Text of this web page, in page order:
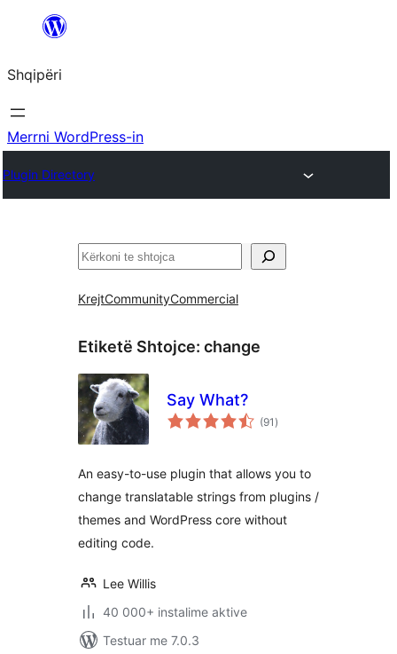
Hidhu
lënda
Shqipëri
Merrni WordPress-in
Plugin Directory
Kërko
KrejtCommunityCommercial
Etiketë Shtojce: change
Say What?
(91 vlerësime
gjithsej
)
An easy-to-use plugin that allows you to
change translatable strings from plugins /
themes and WordPress core without
editing code.
Lee Willis
40 000+ instalime aktive
Testuar me 7.0.3